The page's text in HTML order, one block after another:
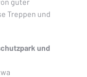
Treppen und
und